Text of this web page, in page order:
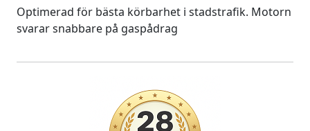
Optimerad för bästa körbarhet i stadstrafik. Motorn
svarar snabbare på gaspådrag